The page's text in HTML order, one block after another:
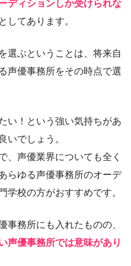
ディションしか受けられな
してあります。
選ぶということは、将来自
声優事務所をその時点で選
い！という強い気持ちがあ
いでしょう。
、声優業界についても全く
らゆる声優事務所のオーデ
学校の方がおすすめです。
事務所にも入れたものの、
声優事務所では意味があり